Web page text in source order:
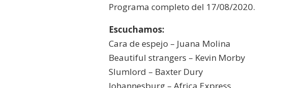
Programa completo del 17/08/2020.
Escuchamos:
Cara de espejo – Juana Molina
Beautiful strangers – Kevin Morby
Slumlord – Baxter Dury
Johannesburg – Africa Express